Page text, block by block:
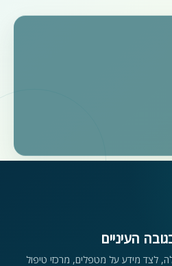
העיניים
לצד מידע על מטפלים, מרכזי טיפול